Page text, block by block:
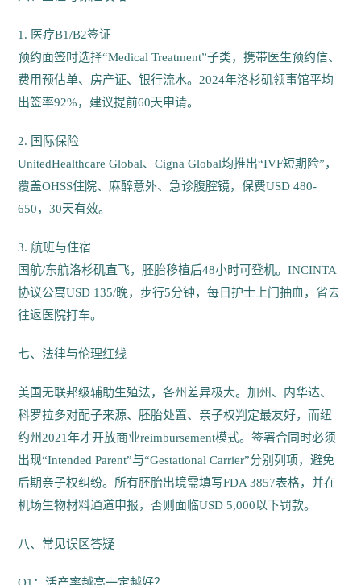
1. 医疗B1/B2签证
预约面签时选择“Medical Treatment”子类，携带医生预约信、
费用预估单、房产证、银行流水。2024年洛杉矶领事馆平均
出签率92%，建议提前60天申请。
2. 国际保险
UnitedHealthcare Global、Cigna Global均推出“IVF短期险”，
覆盖OHSS住院、麻醉意外、急诊腹腔镜，保费USD 480-
650，30天有效。
3. 航班与住宿
国航/东航洛杉矶直飞，胚胎移植后48小时可登机。INCINTA
协议公寓USD 135/晚，步行5分钟，每日护士上门抽血，省去
往返医院打车。
七、法律与伦理红线
美国无联邦级辅助生殖法，各州差异极大。加州、内华达、
科罗拉多对配子来源、胚胎处置、亲子权判定最友好，而纽
约州2021年才开放商业reimbursement模式。签署合同时必须
出现“Intended Parent”与“Gestational Carrier”分别列项，避免
后期亲子权纠纷。所有胚胎出境需填写FDA 3857表格，并在
机场生物材料通道申报，否则面临USD 5,000以下罚款。
八、常见误区答疑